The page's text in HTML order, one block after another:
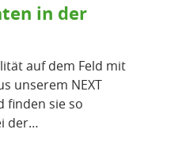
in der
auf dem Feld mit
unserem NEXT
finden sie so
der…